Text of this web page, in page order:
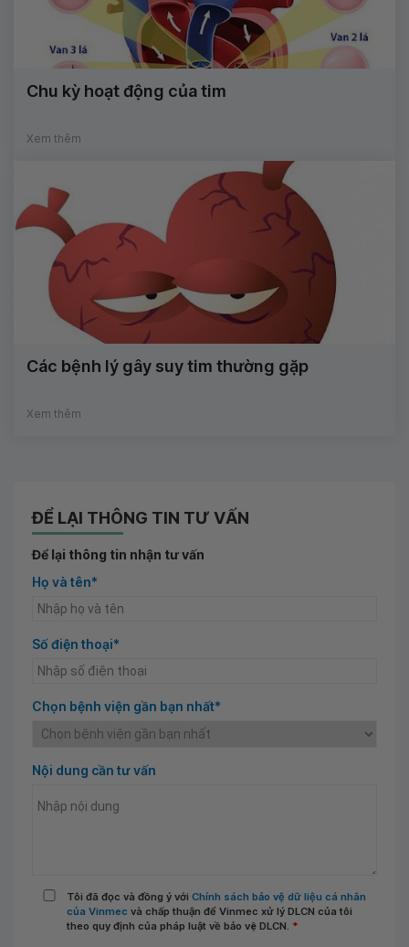
Chu kỳ hoạt động của tim
Xem thêm
Các bệnh lý gây suy tim thường gặp
Xem thêm
ĐỂ LẠI THÔNG TIN TƯ VẤN
Để lại thông tin nhận tư vấn
Họ và tên*
Số điện thoại*
Chọn bệnh viện gần bạn nhất*
Nội dung cần tư vấn
Tôi đã đọc và đồng ý với Chính sách bảo vệ dữ liệu cá nhân
của Vinmec và chấp thuận để Vinmec xử lý DLCN của tôi
theo quy định của pháp luật về bảo vệ DLCN. *